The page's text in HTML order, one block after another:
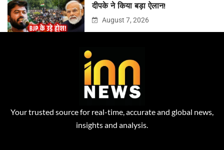
दीपके ने किया बड़ा ऐलान!
August 7, 2026
Your trusted source for real-time, accurate and global news,
insights and analysis.